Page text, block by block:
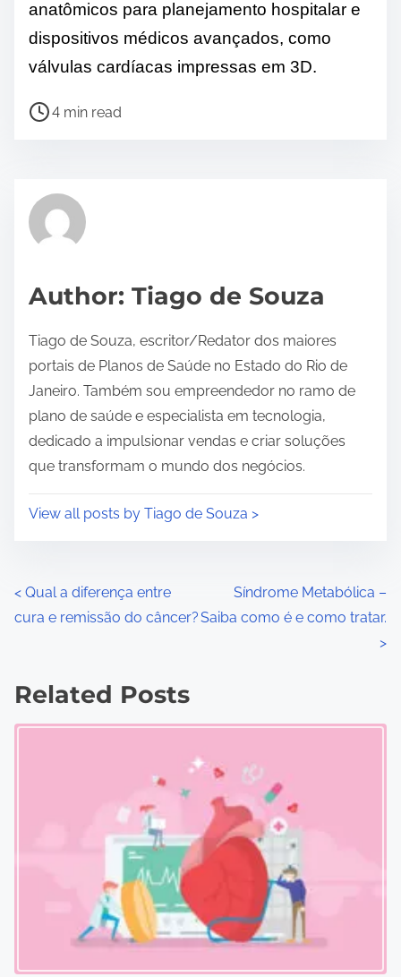
anatômicos para planejamento hospitalar e
dispositivos médicos avançados, como
válvulas cardíacas impressas em 3D.
P
r
e
t
i
e
4 min read
Author: Tiago de Souza
Tiago de Souza, escritor/Redator dos maiores
portais de Planos de Saúde no Estado do Rio de
Janeiro. Também sou empreendedor no ramo de
plano de saúde e especialista em tecnologia,
dedicado a impulsionar vendas e criar soluções
que transformam o mundo dos negócios.
View all posts by Tiago de Souza >
P
o
t
< Qual a diferença entre
cura e remissão do câncer?
Síndrome Metabólica –
Saiba como é e como tratar.
>
Related Posts